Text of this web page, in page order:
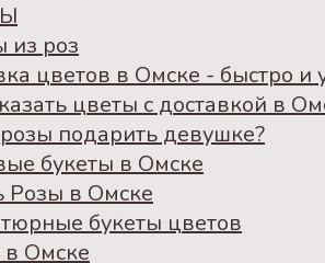
из роз
цветов в Омске - быстро и
цветы с доставкой в
подарить девушке?
букеты в Омске
Розы в Омске
букеты цветов
Омске